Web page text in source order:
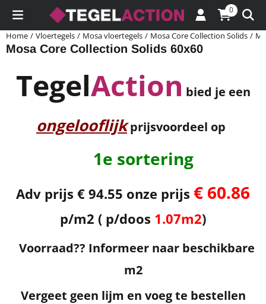
Cookievoorkeuren zijn momenteel gesloten. 0
Home / Vloertegels / Mosa vloertegels / Mosa Core Collection Solids /
Mosa Core Collection Solids 60x60
TegelAction bied je een
ongelooflijkprijsvoordeel op
1e sortering
Adv prijs € 94.55 onze prijs € 60.86
p/m2 ( p/doos 1.07m2)
Voorraad?? Informeer naar beschikbare
m2
Vergeet geen lijm en voeg te bestellen